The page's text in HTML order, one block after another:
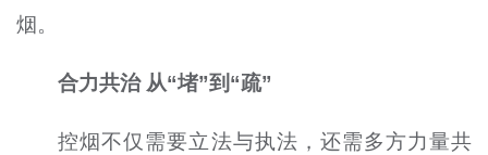
烟。
合力共治 从“堵”到“疏”
控烟不仅需要立法与执法，还需多方力量共